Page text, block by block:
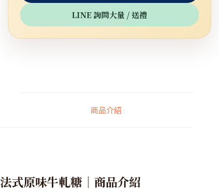
LINE 詢問大量 / 送禮
商品介紹
法式原味牛軋糖｜商品介紹